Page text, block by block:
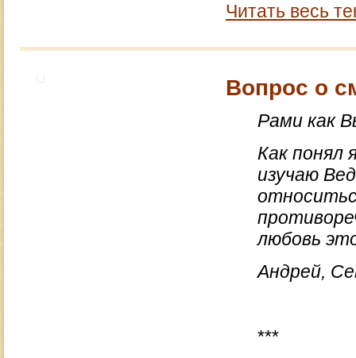
Читать весь
Вопрос о
Рами как
Как понял
изучаю
любовь
Андрей,
***